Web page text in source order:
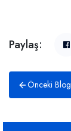
Paylaş:
Önceki Blog